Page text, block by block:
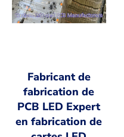
Fabricant de
fabrication de
PCB LED Expert
en fabrication de